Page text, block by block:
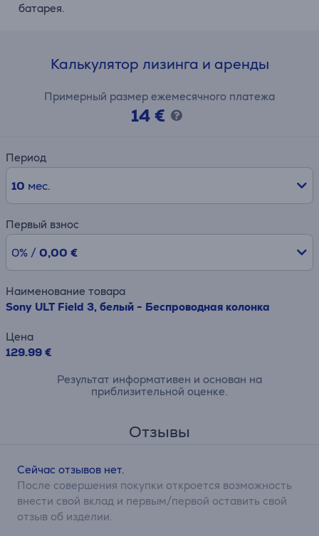
батарея.
Калькулятор лизинга и аренды
Примерный размер ежемесячного платежа
14 €
Период
10 мес.
Первый взнос
0% / 0,00 €
Наименование товара
Sony ULT Field 3, белый - Беспроводная колонка
Цена
129.99 €
Результат информативен и основан на
приблизительной оценке.
Отзывы
Сейчас отзывов нет.
После совершения покупки откроется возможность
внести свой вклад и первым/первой оставить свой
отзыв об изделии.